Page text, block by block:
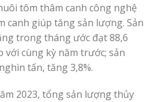
tôm thâm canh công nghệ
canh giúp tăng sản lượng. Sản
trong tháng ước đạt 88,6
với cùng kỳ năm trước; sản
tấn, tăng 3,8%.
2023, tổng sản lượng thủy